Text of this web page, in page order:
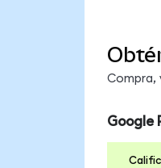
Compra,
Google